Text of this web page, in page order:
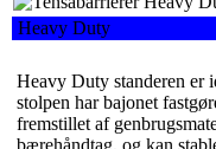
Heavy Duty
Heavy Duty standeren er
stolpen har bajonet
fremstillet af
bærehåndtag, og kan